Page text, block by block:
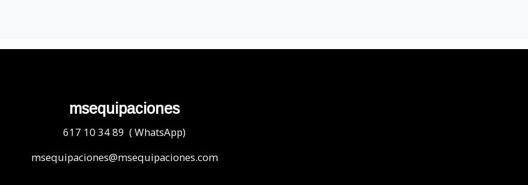
msequipaciones
617 10 34 89 ( WhatsApp)
msequipaciones@msequipaciones.com